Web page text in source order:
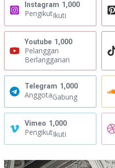
Instagram 1,000
PengikutIkuti
Youtube 1,000
Pelanggan
Berlangganan
Telegram 1,000
AnggotaGabung
Vimeo 1,000
PengikutIkuti